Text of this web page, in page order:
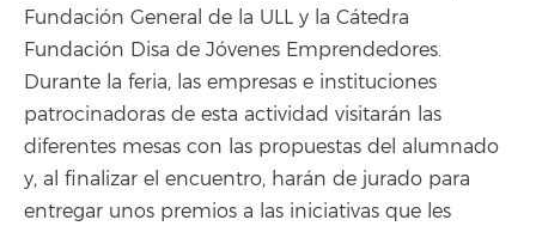
Fundación General de la ULL y la Cátedra
Fundación Disa de Jóvenes Emprendedores.
Durante la feria, las empresas e instituciones
patrocinadoras de esta actividad visitarán las
diferentes mesas con las propuestas del alumnado
y, al finalizar el encuentro, harán de jurado para
entregar unos premios a las iniciativas que les